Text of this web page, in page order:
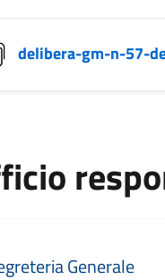
delibera-gm-n-57-
Generale